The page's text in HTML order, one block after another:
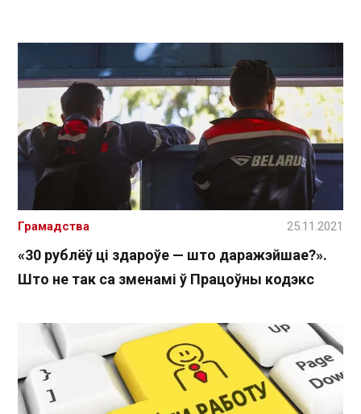
«30 рублёў ці здароўе — што даражэйшае?».
Што не так са зменамі ў Працоўны кодэкс
Грамадства 25.11.2021